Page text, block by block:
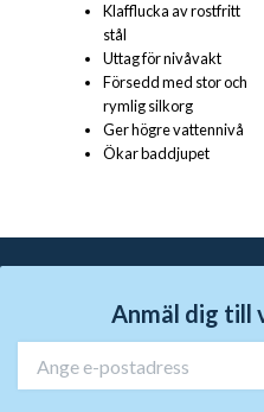
Klafflucka av rostfritt
stål
Uttag för nivåvakt
Försedd med stor och
rymlig silkorg
Ger högre vattennivå
Ökar baddjupet
Anmäl dig till